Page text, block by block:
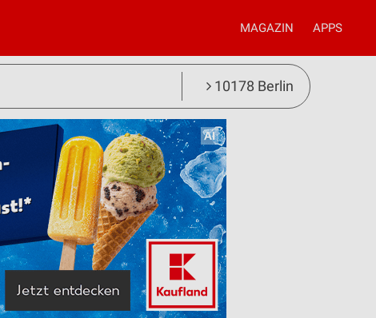
MAGAZIN APPS
10178 Berlin